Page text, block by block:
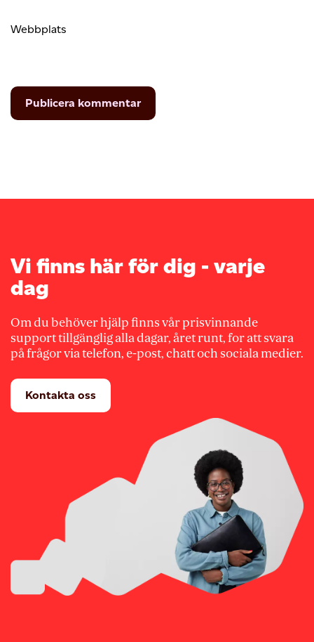
Webbplats
Vi finns här för dig - varje
dag
Om du behöver hjälp finns vår prisvinnande
support tillgänglig alla dagar, året runt, for att svara
på frågor via telefon, e-post, chatt och sociala medier.
Kontakta oss